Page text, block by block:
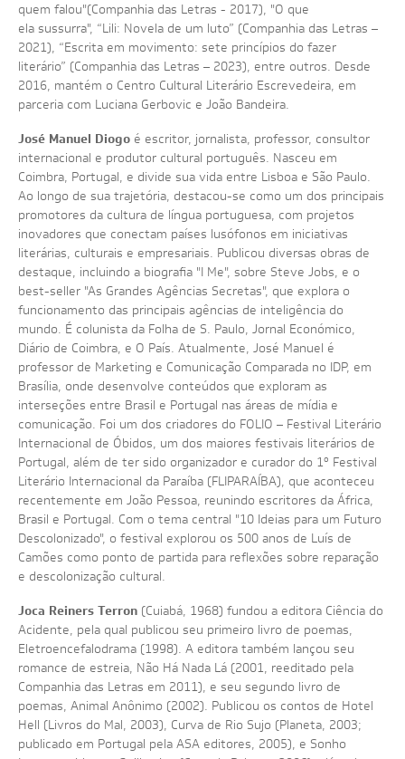
quem falou"(Companhia das Letras - 2017), "O que
ela sussurra", “Lili: Novela de um luto” (Companhia das Letras –
2021), “Escrita em movimento: sete princípios do fazer
literário” (Companhia das Letras – 2023), entre outros. Desde
2016, mantém o Centro Cultural Literário Escrevedeira, em
parceria com Luciana Gerbovic e João Bandeira.
José Manuel Diogo é escritor, jornalista, professor, consultor
internacional e produtor cultural português. Nasceu em
Coimbra, Portugal, e divide sua vida entre Lisboa e São Paulo.
Ao longo de sua trajetória, destacou-se como um dos principais
promotores da cultura de língua portuguesa, com projetos
inovadores que conectam países lusófonos em iniciativas
literárias, culturais e empresariais. Publicou diversas obras de
destaque, incluindo a biografia "I Me", sobre Steve Jobs, e o
best-seller "As Grandes Agências Secretas", que explora o
funcionamento das principais agências de inteligência do
mundo. É colunista da Folha de S. Paulo, Jornal Económico,
Diário de Coimbra, e O País. Atualmente, José Manuel é
professor de Marketing e Comunicação Comparada no IDP, em
Brasília, onde desenvolve conteúdos que exploram as
interseções entre Brasil e Portugal nas áreas de mídia e
comunicação. Foi um dos criadores do FOLIO – Festival Literário
Internacional de Óbidos, um dos maiores festivais literários de
Portugal, além de ter sido organizador e curador do 1º Festival
Literário Internacional da Paraíba (FLIPARAÍBA), que aconteceu
recentemente em João Pessoa, reunindo escritores da África,
Brasil e Portugal. Com o tema central "10 Ideias para um Futuro
Descolonizado", o festival explorou os 500 anos de Luís de
Camões como ponto de partida para reflexões sobre reparação
e descolonização cultural.
Joca Reiners Terron (Cuiabá, 1968) fundou a editora Ciência do
Acidente, pela qual publicou seu primeiro livro de poemas,
Eletroencefalodrama (1998). A editora também lançou seu
romance de estreia, Não Há Nada Lá (2001, reeditado pela
Companhia das Letras em 2011), e seu segundo livro de
poemas, Animal Anônimo (2002). Publicou os contos de Hotel
Hell (Livros do Mal, 2003), Curva de Rio Sujo (Planeta, 2003;
publicado em Portugal pela ASA editores, 2005), e Sonho